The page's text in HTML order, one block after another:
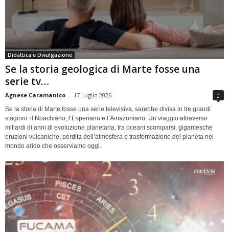
Didattica e Divulgazione
Se la storia geologica di Marte fosse una
serie tv…
Agnese Caramanico - 17 Luglio 2026 0
Se la storia di Marte fosse una serie televisiva, sarebbe divisa in tre grandi
stagioni: il Noachiano, l’Esperiano e l’Amazoniano. Un viaggio attraverso
miliardi di anni di evoluzione planetaria, tra oceani scomparsi, gigantesche
eruzioni vulcaniche, perdita dell’atmosfera e trasformazione del pianeta nel
mondo arido che osserviamo oggi.